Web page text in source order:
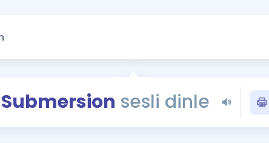
Tüm ÖSYM
Blog
YDS - YÖKDİL
İngilizce
Submersion sesli dinle